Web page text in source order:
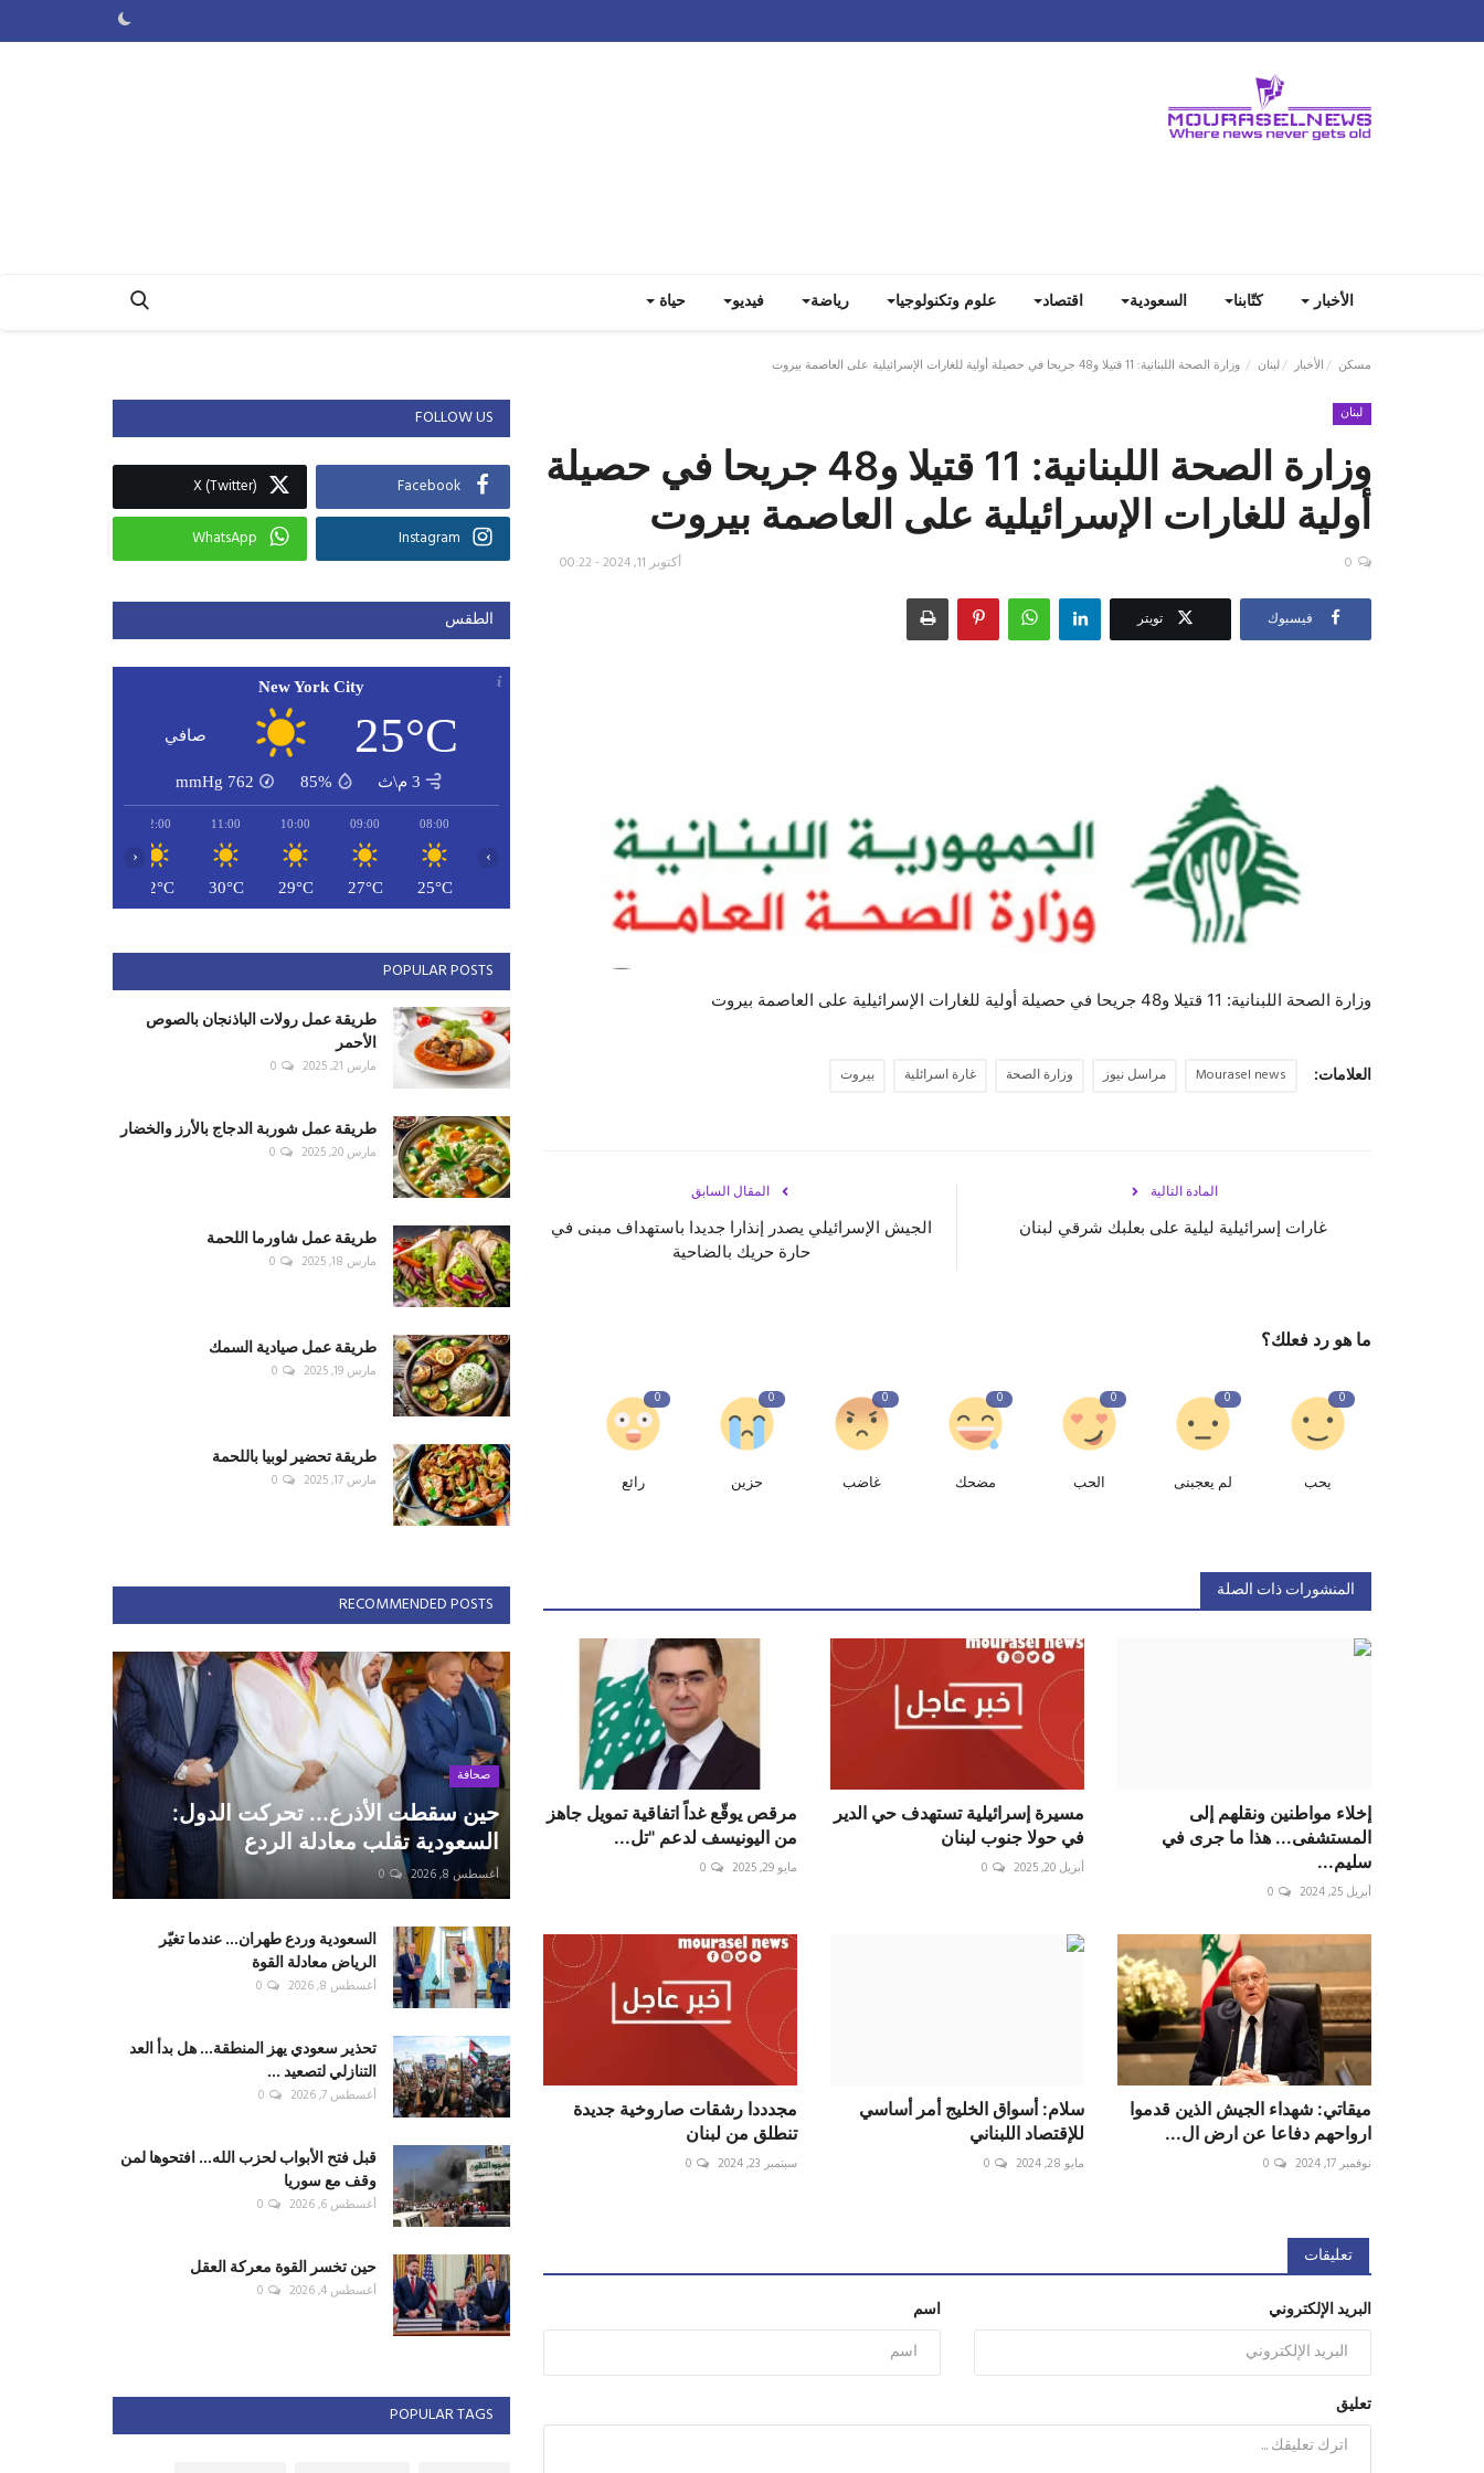
الأخبار كتّابنا السعودية اقتصاد علوم وتكنولوجيا رياضة فيديو حياة
مسكن الأخبار لبنان وزارة الصحة اللبنانية: 11 قتيلا و48 جريحا في حصيلة أولية للغارات الإسرائيلية على العاصمة بيروت
لبنان
وزارة الصحة اللبنانية: 11 قتيلا و48 جريحا في حصيلة
أولية للغارات الإسرائيلية على العاصمة بيروت
أكتوبر 11, 2024 - 00:22 0
فيسبوك تويتر
وزارة الصحة اللبنانية: 11 قتيلا و48 جريحا في حصيلة أولية للغارات الإسرائيلية على العاصمة بيروت
العلامات: Mourasel news مراسل نيوز وزارة الصحة غارة اسرائلية بيروت
المقال السابق
الجيش الإسرائيلي يصدر إنذارا جديدا باستهداف مبنى في
حارة حريك بالضاحية
المادة التالية
غارات إسرائيلية ليلية على بعلبك شرقي لبنان
ما هو رد فعلك؟
0
يحب
0
لم يعجبنى
0
الحب
0
مضحك
0
غاضب
0
حزين
0
رائع
المنشورات ذات الصلة
إخلاء مواطنين ونقلهم إلى
المستشفى... هذا ما جرى في
سليم...
أبريل 25, 2024 0
مسيرة إسرائيلية تستهدف حي الدير
في حولا جنوب لبنان
أبريل 20, 2025 0
مرقص يوقّع غداً اتفاقية تمويل جاهز
من اليونيسف لدعم "تل...
مايو 29, 2025 0
ميقاتي: شهداء الجيش الذين قدموا
ارواحهم دفاعا عن ارض ال...
نوفمبر 17, 2024 0
سلام: أسواق الخليج أمر أساسي
للإقتصاد اللبناني
مايو 28, 2024 0
مجدددا رشقات صاروخية جديدة
تنطلق من لبنان
سبتمبر 23, 2024 0
تعليقات
اسم البريد الإلكتروني
تعليق
FOLLOW US
Facebook
X (Twitter)
Instagram
WhatsApp
الطقس
New York City
25°C صافي
3 م\ث 85%
762
mmHg
08:00
25°C
09:00
27°C
10:00
29°C
11:00
30°C
12:00
32°C
‹ ›
POPULAR POSTS
طريقة عمل رولات الباذنجان بالصوص
الأحمر
مارس 21, 2025 0
طريقة عمل شوربة الدجاج بالأرز والخضار
مارس 20, 2025 0
طريقة عمل شاورما اللحمة
مارس 18, 2025 0
طريقة عمل صيادية السمك
مارس 19, 2025 0
طريقة تحضير لوبيا باللحمة
مارس 17, 2025 0
RECOMMENDED POSTS
صحافة
حين سقطت الأذرع... تحركت الدول:
السعودية تقلب معادلة الردع
أغسطس 8, 2026 0
السعودية وردع طهران... عندما تغيّر
الرياض معادلة القوة
أغسطس 8, 2026 0
تحذير سعودي يهز المنطقة... هل بدأ العد
التنازلي لتصعيد ...
أغسطس 7, 2026 0
قبل فتح الأبواب لحزب الله... افتحوها لمن
وقف مع سوريا
أغسطس 6, 2026 0
حين تخسر القوة معركة العقل
أغسطس 4, 2026 0
POPULAR TAGS